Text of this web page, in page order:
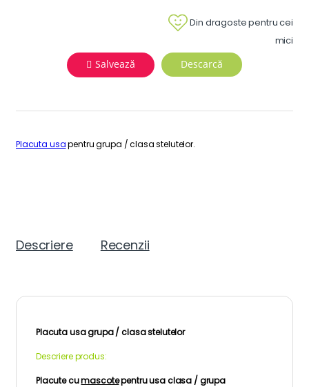
Din dragoste pentru cei
mici
Salvează Descarcă
Placuta usapentru grupa / clasa stelutelor.
Descriere Recenzii
Placuta usa grupa / clasa stelutelor
Descriere produs:
Placute cumascotepentru usa clasa / grupa